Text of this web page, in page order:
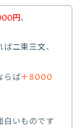
円、
ば二束三文、
らば＋8000
白いものです